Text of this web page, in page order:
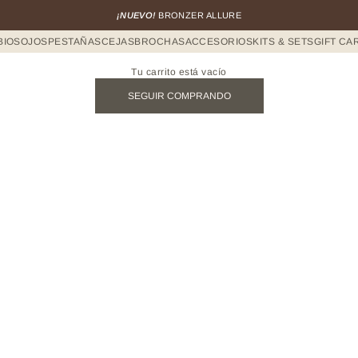
¡NUEVO! BRONZER ALLURE
OJOSPESTAÑASCEJASBROCHASACCESORIOSKITS & SETSGIFT
Tu carrito está vacío
SEGUIR COMPRANDO